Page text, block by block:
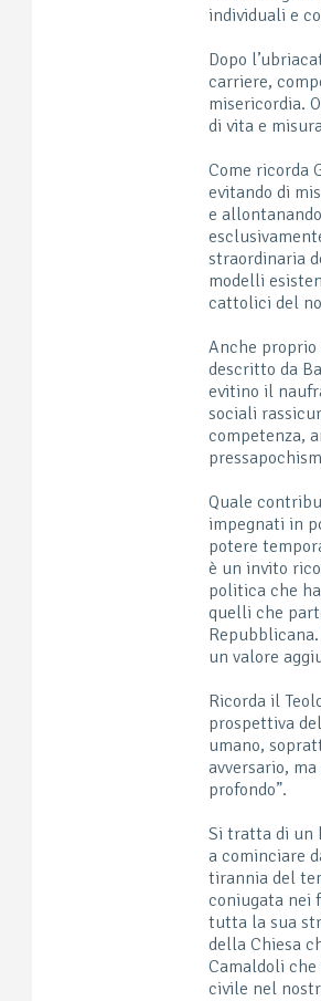
individuali e
Dopo
carriere,
misericordia.
di vita e
Come ricorda
evitando di
e
straordinaria
modelli
cattolici del
Anche
descritto da
evitino il
sociali
competenza,
Quale
impegnati in
potere
è un invito
politica che
quelli che
un valore
Ricorda il
prospettiva
umano,
avversario,
profondo”.
Si tratta di un
a cominciare
tirannia del
coniugata nei
tutta la sua
della Chiesa
Camaldoli
civile nel